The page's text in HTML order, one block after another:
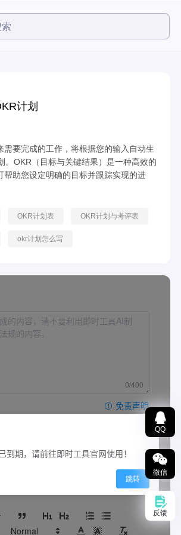
计划
需要完成的工作，将根据您的输入自动生
。OKR（目标与关键结果）是一种高效的
帮助您设定明确的目标并跟踪实现的进
OKR计划表 OKR计划与考评表
okr计划怎么写
QQ
微信
反馈